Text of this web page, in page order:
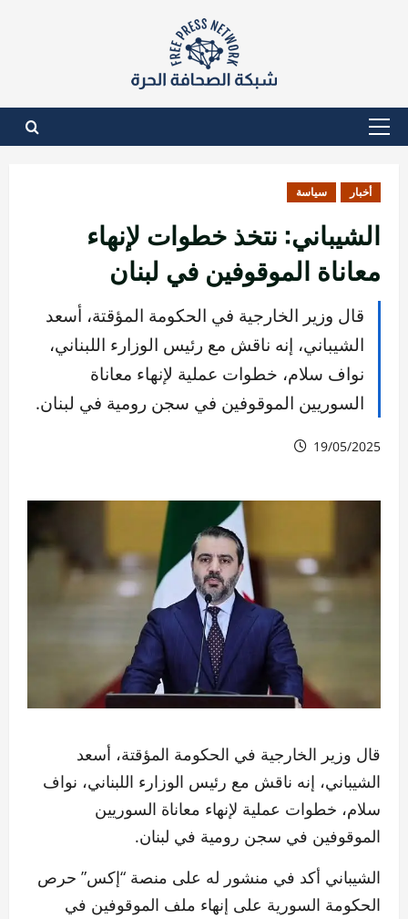
القائمة
أخبار سياسة
الشيباني: نتخذ خطوات لإنهاء
معاناة الموقوفين في لبنان
قال وزير الخارجية في الحكومة المؤقتة، أسعد
الشيباني، إنه ناقش مع رئيس الوزارء اللبناني،
نواف سلام، خطوات عملية لإنهاء معاناة
السوريين الموقوفين في سجن رومية في لبنان.
19/05/2025
قال وزير الخارجية في الحكومة المؤقتة، أسعد
الشيباني، إنه ناقش مع رئيس الوزارء اللبناني، نواف
سلام، خطوات عملية لإنهاء معاناة السوريين
الموقوفين في سجن رومية في لبنان.
الشيباني أكد في منشور له على منصة “إكس” حرص
الحكومة السورية على إنهاء ملف الموقوفين في